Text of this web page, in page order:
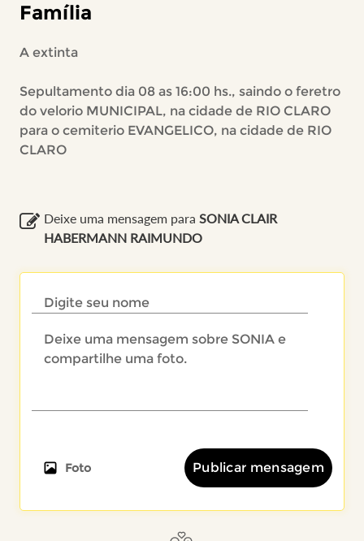
Família
A extinta
Sepultamento dia 08 as 16:00 hs., saindo o feretro
do velorio MUNICIPAL, na cidade de RIO CLARO
para o cemiterio EVANGELICO, na cidade de RIO
CLARO
Deixe uma mensagem para SONIA CLAIR
HABERMANN RAIMUNDO
Foto Publicar mensagem